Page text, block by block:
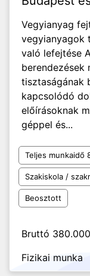
Vegyianyag
vegyianyagok
való lefejtése
berendezések
tisztaságának
kapcsolódó
előírásoknak
géppel és...
Teljes munkaidő
Szakiskola /
Beosztott
Bruttó
Fizikai munka